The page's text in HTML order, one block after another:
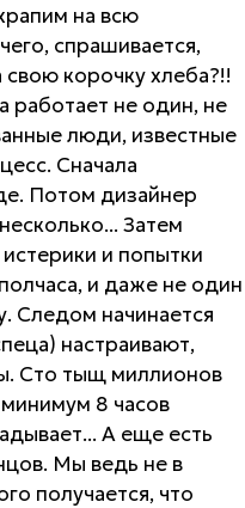
на всю
спрашивается,
корочку хлеба?!!
работает не один, не
люди, известные
Сначала
Потом дизайнер
Затем
и попытки
и даже не один
Следом начинается
настраивают,
Сто тыщ миллионов
8 часов
А еще есть
Мы ведь не в
получается, что